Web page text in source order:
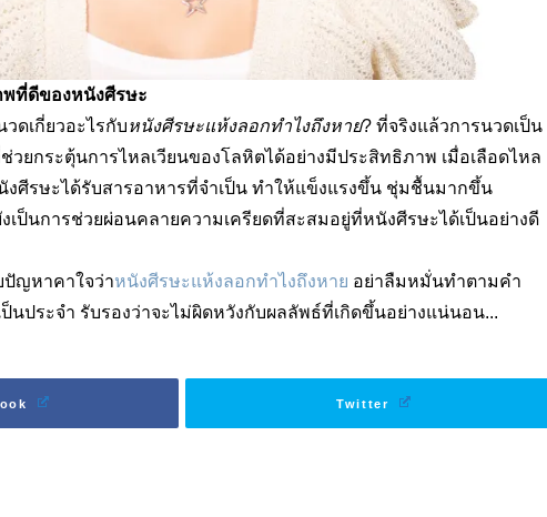
พที่ดีของหนังศีรษะ
ดเกี่ยวอะไรกับหนังศีรษะแห้งลอกทําไงถึงหาย?ที่จริงแล้วการนวดเป็น
ยกระตุ้นการไหลเวียนของโลหิตได้อย่างมีประสิทธิภาพ เมื่อเลือดไหล
งศีรษะได้รับสารอาหารที่จำเป็น ทำให้แข็งแรงขึ้น ชุ่มชื้นมากขึ้น
เป็นการช่วยผ่อนคลายความเครียดที่สะสมอยู่ที่หนังศีรษะได้เป็นอย่างดี
ญหาคาใจว่าหนังศีรษะแห้งลอกทําไงถึงหาย อย่าลืมหมั่นทำตามคำ
นประจำ รับรองว่าจะไม่ผิดหวังกับผลลัพธ์ที่เกิดขึ้นอย่างแน่นอน...
Twitter